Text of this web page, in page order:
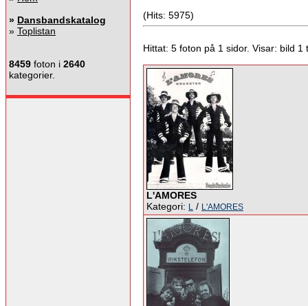
» Dansbandskatalog
» Toplistan
8459 foton i 2640
kategorier.
(Hits: 5975)
Hittat: 5 foton på 1 sidor. Visar: bild 1
L'AMORES
Kategori: L / L'AMORES